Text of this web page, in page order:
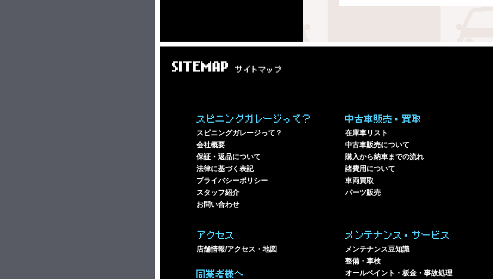
SITEMAP サイトマップ
スピニングガレージって？
スピニングガレージって？
会社概要
保証・返品について
法律に基づく表記
プライバシーポリシー
スタッフ紹介
お問い合わせ
中古車販売・買取
在庫車リスト
中古車販売について
購入から納車までの流れ
諸費用について
車両買取
パーツ販売
アクセス
店舗情報/アクセス・地図
同業者様へ
メンテナンス・サービス
メンテナンス豆知識
整備・車検
オールペイント・板金・事故処理